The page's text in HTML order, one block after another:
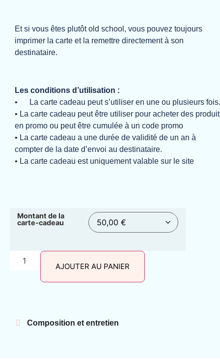
Et si vous êtes plutôt old school, vous pouvez toujours
imprimer la carte et la remettre directement à son
destinataire.
Les conditions d’utilisation :
• La carte cadeau peut s’utiliser en une ou plusieurs fois.
• La carte cadeau peut être utiliser pour acheter des
en promo ou peut être cumulée à un code promo
• La carte cadeau a une durée de validité de un an à
compter de la date d’envoi au destinataire.
• La carte cadeau est uniquement valable sur le site
Montant de la
carte-cadeau
AJOUTER AU PANIER
Composition et entretien